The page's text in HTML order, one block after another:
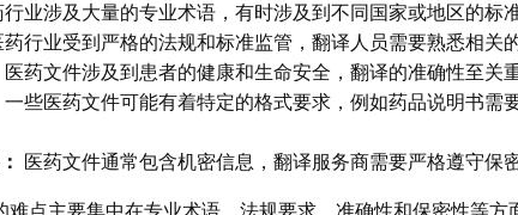
行业涉及大量的专业术语，有时涉及到不同国家或地区的标
药行业受到严格的法规和标准监管，翻译人员需要熟悉相关
医药文件涉及到患者的健康和生命安全，翻译的准确性至关
一些医药文件可能有着特定的格式要求，例如药品说明书
医药文件通常包含机密信息，翻译服务商需要严格遵守保
难点主要集中在专业术语、法规要求、准确性和保密性等